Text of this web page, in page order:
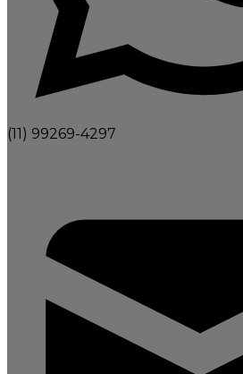
(11) 99269-4297